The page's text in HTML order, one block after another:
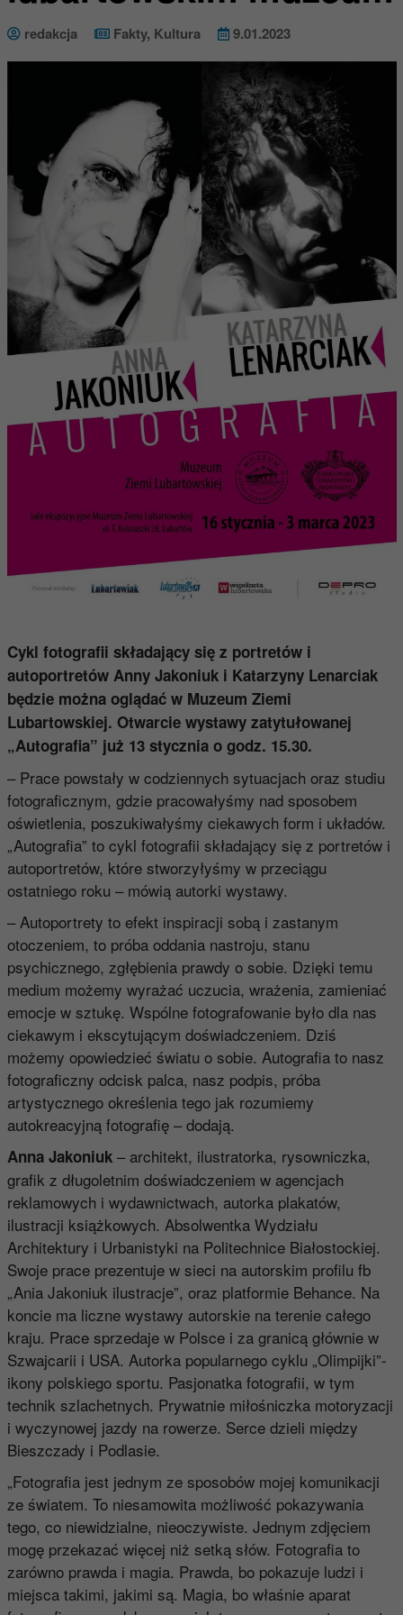
redakcja Fakty, Kultura 9.01.2023
Cykl fotografii składający się z portretów i
autoportretów Anny Jakoniuk i Katarzyny Lenarciak
będzie można oglądać w Muzeum Ziemi
Lubartowskiej. Otwarcie wystawy zatytułowanej
„Autografia” już 13 stycznia o godz. 15.30.
– Prace powstały w codziennych sytuacjach oraz studiu
fotograficznym, gdzie pracowałyśmy nad sposobem
oświetlenia, poszukiwałyśmy ciekawych form i układów.
„Autografia” to cykl fotografii składający się z portretów i
autoportretów, które stworzyłyśmy w przeciągu
ostatniego roku – mówią autorki wystawy.
– Autoportrety to efekt inspiracji sobą i zastanym
otoczeniem, to próba oddania nastroju, stanu
psychicznego, zgłębienia prawdy o sobie. Dzięki temu
medium możemy wyrażać uczucia, wrażenia, zamieniać
emocje w sztukę. Wspólne fotografowanie było dla nas
ciekawym i ekscytującym doświadczeniem. Dziś
możemy opowiedzieć światu o sobie. Autografia to nasz
fotograficzny odcisk palca, nasz podpis, próba
artystycznego określenia tego jak rozumiemy
autokreacyjną fotografię – dodają.
Anna Jakoniuk– architekt, ilustratorka, rysowniczka,
grafik z długoletnim doświadczeniem w agencjach
reklamowych i wydawnictwach, autorka plakatów,
ilustracji książkowych. Absolwentka Wydziału
Architektury i Urbanistyki na Politechnice Białostockiej.
Swoje prace prezentuje w sieci na autorskim profilu fb
„Ania Jakoniuk ilustracje”, oraz platformie Behance. Na
koncie ma liczne wystawy autorskie na terenie całego
kraju. Prace sprzedaje w Polsce i za granicą głównie w
Szwajcarii i USA. Autorka popularnego cyklu „Olimpijki”-
ikony polskiego sportu. Pasjonatka fotografii, w tym
technik szlachetnych. Prywatnie miłośniczka motoryzacji
i wyczynowej jazdy na rowerze. Serce dzieli między
Bieszczady i Podlasie.
„Fotografia jest jednym ze sposobów mojej komunikacji
ze światem. To niesamowita możliwość pokazywania
tego, co niewidzialne, nieoczywiste. Jednym zdjęciem
mogę przekazać więcej niż setką słów. Fotografia to
zarówno prawda i magia. Prawda, bo pokazuje ludzi i
miejsca takimi, jakimi są. Magia, bo właśnie aparat